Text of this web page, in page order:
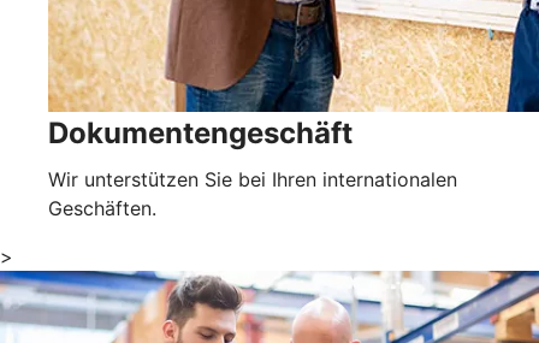
Dokumentengeschäft
Wir unterstützen Sie bei Ihren internationalen
Geschäften.
>